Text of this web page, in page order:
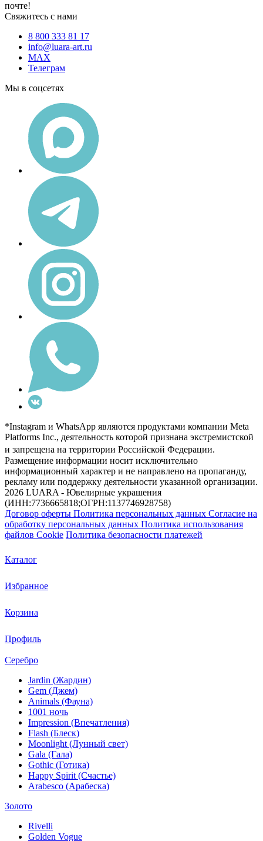
почте!
Свяжитесь с нами
8 800 333 81 17
info@luara-art.ru
MAX
Телеграм
Мы в соцсетях
*Instagram и WhatsApp являются продуктами компании Meta
Platforms Inc., деятельность которой признана экстремистской
и запрещена на территории Российской Федерации.
Размещение информации носит исключительно
информационный характер и не направлено на пропаганду,
рекламу или поддержку деятельности указанной организации.
2026 LUARA - Ювелирные украшения
(ИНН:7736665818;ОГРН:1137746928758)
Договор оферты Политика персональных данных Согласие на
обработку персональных данных Политика использования
файлов Cookie Политика безопасности платежей
Каталог
Избранное
Корзина
Профиль
Серебро
Jardin (Жардин)
Gem (Джем)
Animals (Фауна)
1001 ночь
Impression (Впечатления)
Flash (Блеск)
Moonlight (Лунный свет)
Gala (Гала)
Gothic (Готика)
Happy Spirit (Счастье)
Arabesco (Арабеска)
Золото
Rivelli
Golden Vogue